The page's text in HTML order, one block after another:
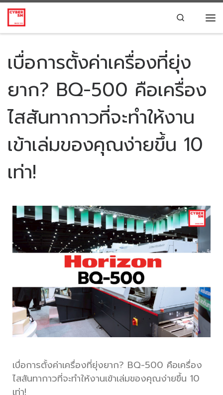
Skip to content Search
เบื่อการตั้งค่าเครื่องที่ยุ่ง
ยาก? BQ-500 คือเครื่อง
ไสสันทากาวที่จะทำให้งาน
เข้าเล่มของคุณง่ายขึ้น 10
เท่า!
เบื่อการตั้งค่าเครื่องที่ยุ่งยาก? BQ-500 คือเครื่อง
ไสสันทากาวที่จะทำให้งานเข้าเล่มของคุณง่ายขึ้น 10
เท่า!